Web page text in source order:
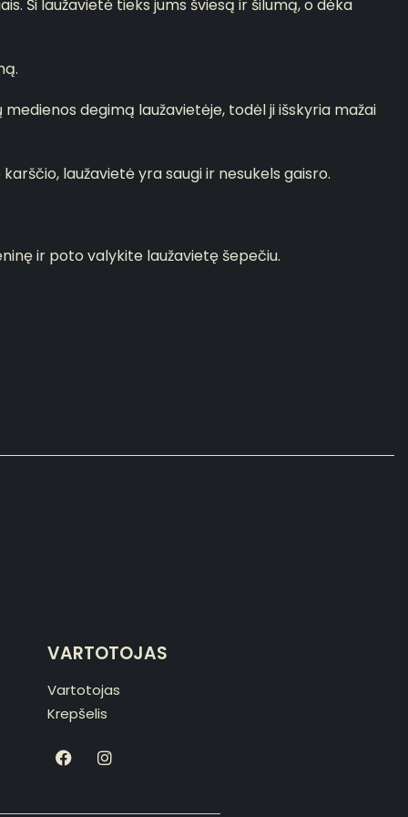
Ši laužavietė tieks jums šviesą ir šilumą, o dėka
degimą laužavietėje, todėl ji išskyria mažai
laužavietė yra saugi ir nesukels gaisro.
ir poto valykite laužavietę šepečiu.
VARTOTOJAS
Vartotojas
Krepšelis